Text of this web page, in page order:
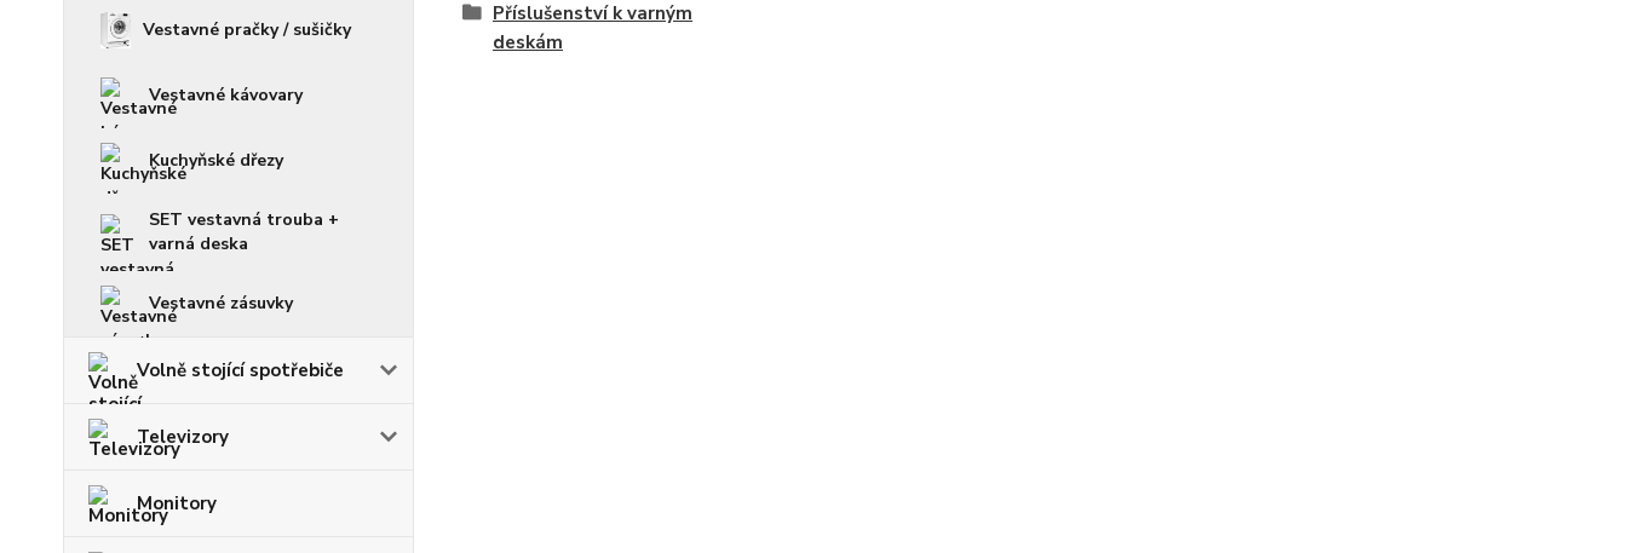
Vestavné pračky / sušičky
Vestavné kávovary
Kuchyňské dřezy
SET vestavná trouba +
varná deska
Vestavné zásuvky
Volně stojící spotřebiče
Televizory
Monitory
Příslušenství k varným
deskám